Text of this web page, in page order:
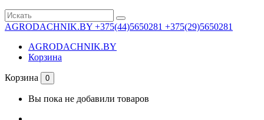
AGRODACHNIK.BY +375(44)5650281 +375(29)5650281
AGRODACHNIK.BY
Корзина
Корзина 0
Вы пока не добавили товаров